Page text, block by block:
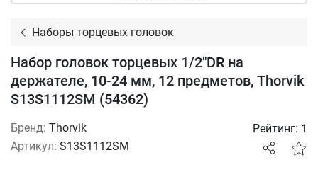
Наборы торцевых головок
Набор головок торцевых 1/2"DR на
держателе, 10-24 мм, 12 предметов, Thorvik
S13S1112SM (54362)
Бренд: Thorvik
Артикул: S13S1112SM
Рейтинг: 1